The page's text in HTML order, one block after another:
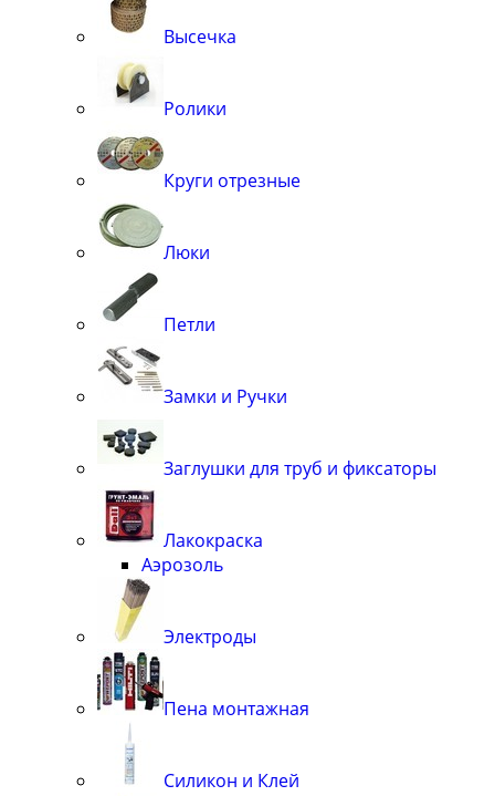
Высечка
Ролики
Круги отрезные
Люки
Петли
Замки и Ручки
Заглушки для труб и фиксаторы
Лакокраска
Аэрозоль
Электроды
Пена монтажная
Силикон и Клей